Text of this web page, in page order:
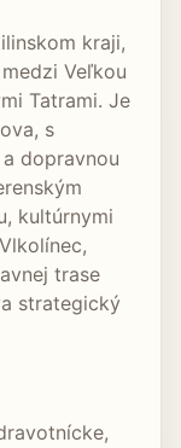
kraji,
Veľkou
Tatrami. Je
s
dopravnou
kultúrnymi
trase
strategický